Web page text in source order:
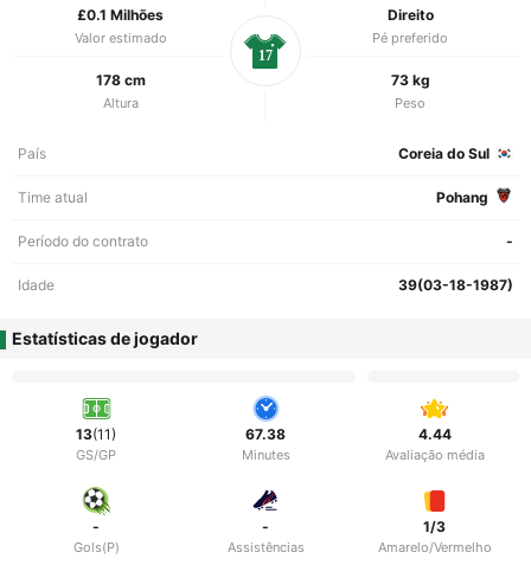
£0.1 Milhões
Valor estimado
Direito
Pé preferido
178 cm
Altura
73 kg
Peso
17
País Coreia do Sul
Time atual Pohang
Período do contrato -
Idade 39(03-18-1987)
Estatísticas de jogador
13(11)
GS/GP
67.38
Minutes
4.44
Avaliação média
-
Gols(P)
-
Assistências
1/3
Amarelo/Vermelho